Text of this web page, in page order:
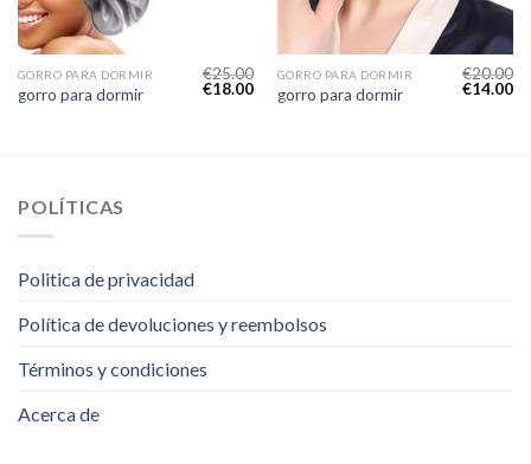
GORRO PARA DORMIR
gorro para dormir
€25.00
€18.00
GORRO PARA DORMIR
gorro para dormir
€20.00
€14.00
POLÍTICAS
Politica de privacidad
Política de devoluciones y reembolsos
Términos y condiciones
Acerca de